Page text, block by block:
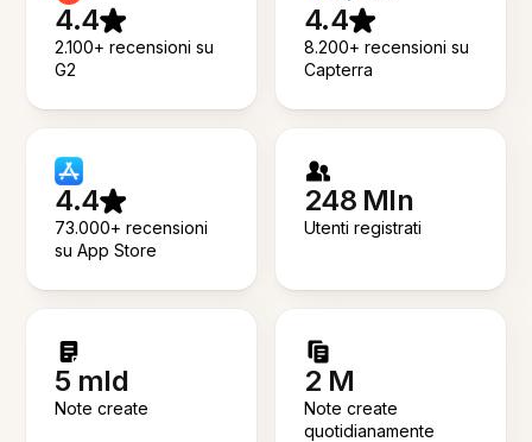
4.4
2.100+ recensioni su
G2
4.4
8.200+ recensioni su
Capterra
4.4
73.000+ recensioni
su App Store
248 Mln
Utenti registrati
5 mld
Note create
2 M
Note create
quotidianamente